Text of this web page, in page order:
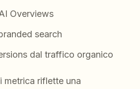
Overviews
search
dal traffico organico
metrica riflette una